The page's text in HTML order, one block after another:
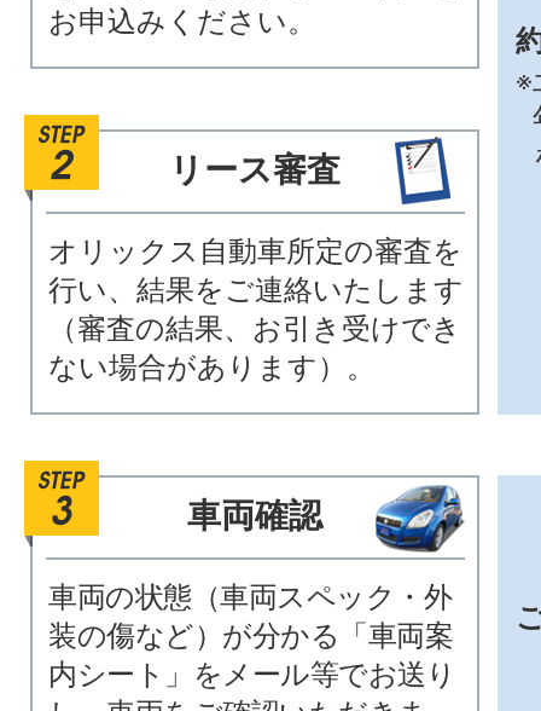
お申込みください。
リース審査
オリックス自動車所定の審査を
行い、結果をご連絡いたします
（審査の結果、お引き受けでき
ない場合があります）。
車両確認
車両の状態（車両スペック・外
装の傷など）が分かる「車両案
内シート」をメール等でお送り
※